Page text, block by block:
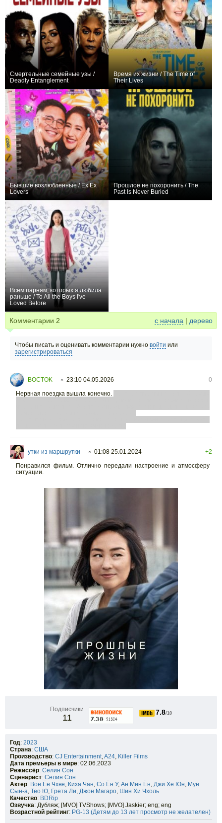
Смертельные семейные узы /
Deadly Entanglement
Время их жизни / The Time of
Their Lives
Бывшие возлюбленные / Ex Ex
Lovers
Прошлое не похоронить / The
Past Is Never Buried
Всем парням, которых я любила
раньше / To All the Boys I've
Loved Before
Комментарии 2 с начала | дерево
Чтобы писать и оценивать комментарии нужно войти или
зарегистрироваться
BOCTOK ○ 23:10 04.05.2026
0
Нервная поездка вышла конечно.
утки из маршрутки ○ 01:08 25.01.2024
+2
Понравился фильм. Отлично передали настроение и атмосферу
ситуации.
Подписчики
11
7.8/10
Год: 2023
Страна: США
Производство: CJ Entertainment,A24, Killer Films
Дата премьеры в мире: 02.06.2023
Режиссёр: Селин Сон
Сценарист: Селин Сон
Актер: Вон Ён Чхве, Киха Чан, Со Ён У, Ан Мин Ён, Джи Хе Юн, Мун
Сын-а, Тео Ю, Грета Ли, Джон Магаро, Шин Хи Чхоль
Качество: BDRip
Озвучка: Дубляж; [MVO] TVShows; [MVO] Jaskier; eng; eng
Возрастной рейтинг: PG-13 (Детям до 13 лет просмотр не желателен)